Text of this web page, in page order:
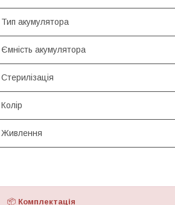
Тип акумулятора
Ємність акумулятора
Стерилізація
Колір
Живлення
📦 Комплектація